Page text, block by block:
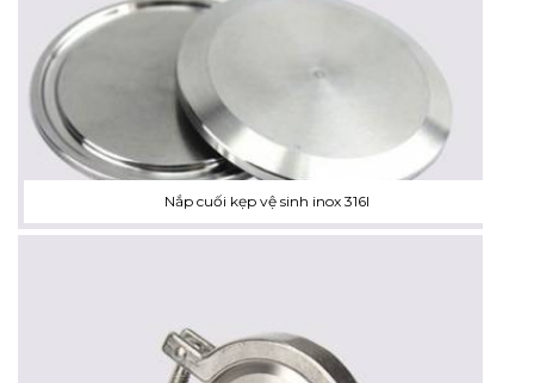
Nắp cuối kẹp vệ sinh inox 316l